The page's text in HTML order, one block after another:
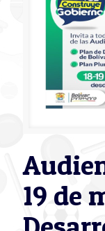
19 de